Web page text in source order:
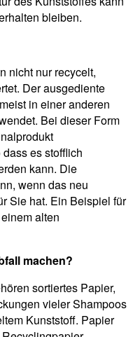
bleiben.
nicht nur recycelt,
Der ausgediente
in einer anderen
Bei dieser Form
es stofflich
kann. Die
wenn das neu
Sie hat. Ein Beispiel für
alten
machen?
sortiertes Papier,
vieler Shampoos
Kunststoff. Papier